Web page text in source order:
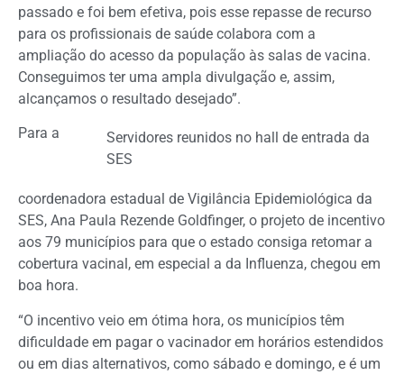
passado e foi bem efetiva, pois esse repasse de recurso
para os profissionais de saúde colabora com a
ampliação do acesso da população às salas de vacina.
Conseguimos ter uma ampla divulgação e, assim,
alcançamos o resultado desejado”.
Servidores reunidos no hall de entrada da
SES
Para a
coordenadora estadual de Vigilância Epidemiológica da
SES, Ana Paula Rezende Goldfinger, o projeto de incentivo
aos 79 municípios para que o estado consiga retomar a
cobertura vacinal, em especial a da Influenza, chegou em
boa hora.
“O incentivo veio em ótima hora, os municípios têm
dificuldade em pagar o vacinador em horários estendidos
ou em dias alternativos, como sábado e domingo, e é um